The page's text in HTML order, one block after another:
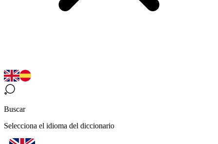
Buscar
Selecciona el idioma del diccionario